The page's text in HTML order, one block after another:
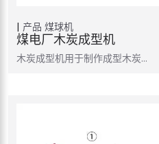
产品 煤球机
煤电厂木炭成型机
木炭成型机用于制作成型木炭…